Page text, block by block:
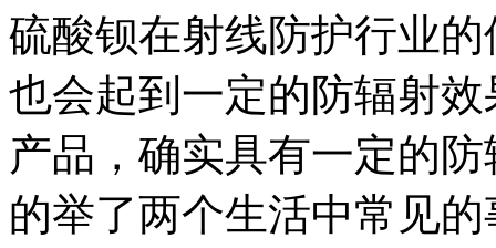
硫酸钡在射线防护行业
也会起到一定的防辐射
产品，确实具有一定的
的举了两个生活中常见